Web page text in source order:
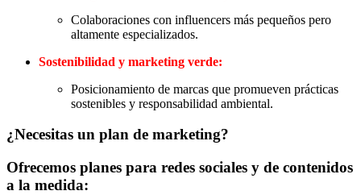
Colaboraciones con influencers más pequeños pero
altamente especializados.
Sostenibilidad y marketing verde:
Posicionamiento de marcas que promueven prácticas
sostenibles y responsabilidad ambiental.
¿Necesitas un plan de marketing?
Ofrecemos planes para redes sociales y de contenidos
a la medida: